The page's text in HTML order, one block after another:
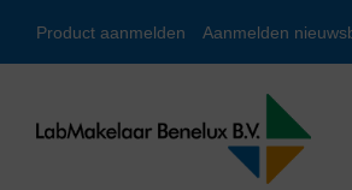
Product aanmelden Aanmelden